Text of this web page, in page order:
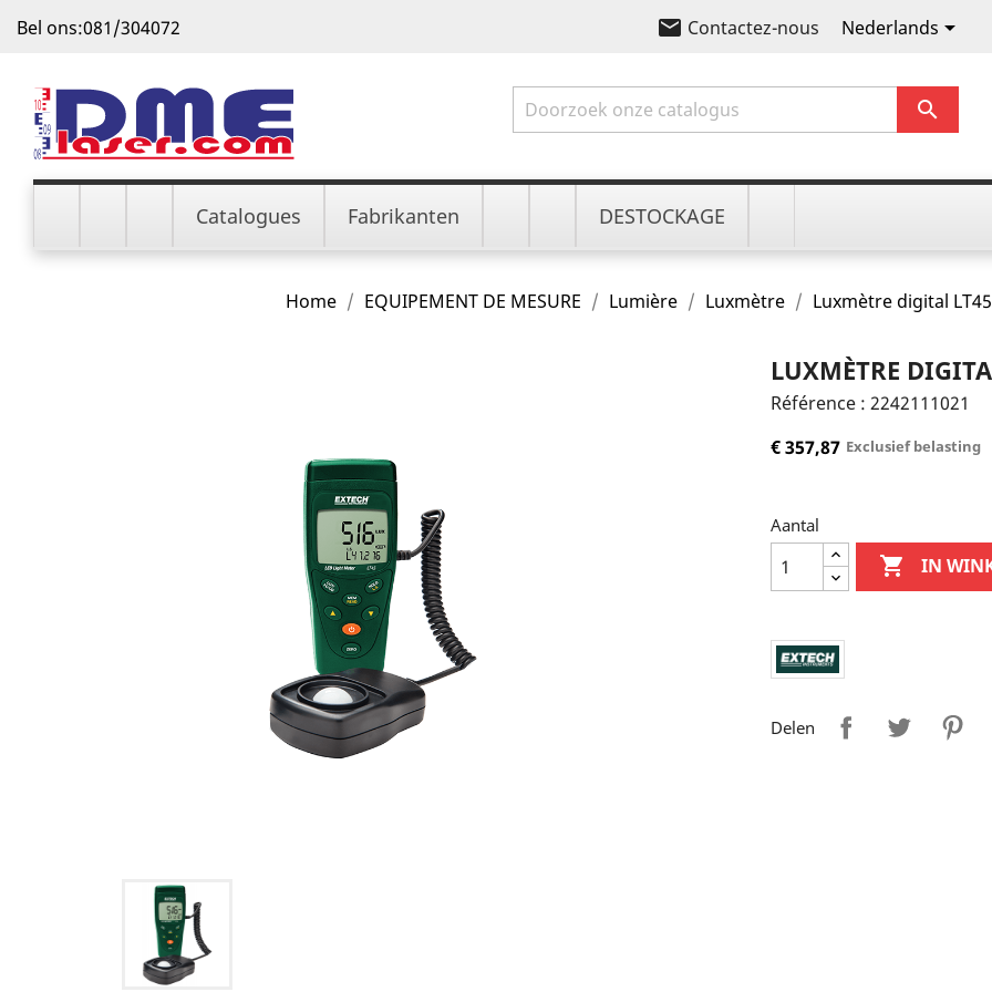
Bel ons:081/304072 email Contactez-nous Nederlands

Catalogues Fabrikanten DESTOCKAGE
Home EQUIPEMENT DE MESURE Lumière Luxmètre Luxmètre digital
LUXMÈTRE
Référence : 2242111021
€ 357,87 Exclusief belasting
Aantal
 IN
Delen